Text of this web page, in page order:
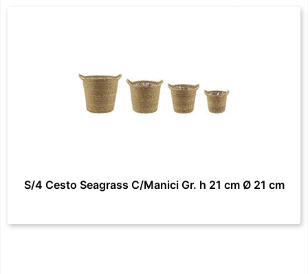
S/4 Cesto Seagrass C/Manici Gr. h 21 cm Ø 21 cm